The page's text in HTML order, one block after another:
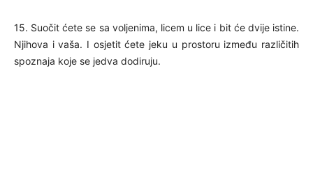
15. Suočit ćete se sa voljenima, licem u lice i bit će dvije istine.
Njihova i vaša. I osjetit ćete jeku u prostoru između različitih
spoznaja koje se jedva dodiruju.